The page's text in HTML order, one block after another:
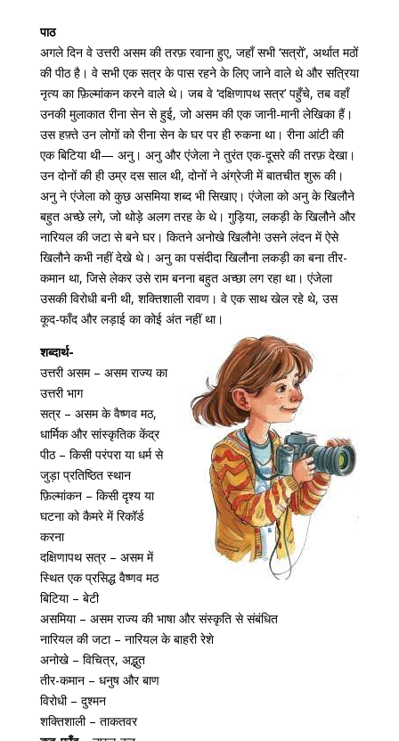
पाठ
अगले दिन वे उत्तरी असम की तरफ़ रवाना हुए, जहाँ सभी ‘सत्रों’, अर्थात मठों
की पीठ है। वे सभी एक सत्र के पास रहने के लिए जाने वाले थे और सत्रिया
नृत्य का फ़िल्मांकन करने वाले थे। जब वे ‘दक्षिणापथ सत्र’ पहुँचे, तब वहाँ
उनकी मुलाकात रीना सेन से हुई, जो असम की एक जानी-मानी लेखिका हैं।
उस हफ़्ते उन लोगों को रीना सेन के घर पर ही रुकना था। रीना आंटी की
एक बिटिया थी— अनु। अनु और एंजेला ने तुरंत एक-दूसरे की तरफ़ देखा।
उन दोनों की ही उम्र दस साल थी, दोनों ने अंग्रेजी में बातचीत शुरू की।
अनु ने एंजेला को कुछ असमिया शब्द भी सिखाए। एंजेला को अनु के खिलौने
बहुत अच्छे लगे, जो थोड़े अलग तरह के थे। गुड़िया, लकड़ी के खिलौने और
नारियल की जटा से बने घर। कितने अनोखे खिलौने! उसने लंदन में ऐसे
खिलौने कभी नहीं देखे थे। अनु का पसंदीदा खिलौना लकड़ी का बना तीर-
कमान था, जिसे लेकर उसे राम बनना बहुत अच्छा लग रहा था। एंजेला
उसकी विरोधी बनी थी, शक्‍तिशाली रावण। वे एक साथ खेल रहे थे, उस
कूद-फाँद और लड़ाई का कोई अंत नहीं था।
शब्दार्थ-
उत्तरी असम – असम राज्य का
उत्तरी भाग
सत्र – असम के वैष्णव मठ,
धार्मिक और सांस्कृतिक केंद्र
पीठ – किसी परंपरा या धर्म से
जुड़ा प्रतिष्ठित स्थान
फ़िल्मांकन – किसी दृश्य या
घटना को कैमरे में रिकॉर्ड
करना
दक्षिणापथ सत्र – असम में
स्थित एक प्रसिद्ध वैष्णव मठ
बिटिया – बेटी
असमिया – असम राज्य की भाषा और संस्कृति से संबंधित
नारियल की जटा – नारियल के बाहरी रेशे
अनोखे – विचित्र, अद्भुत
तीर-कमान – धनुष और बाण
विरोधी – दुश्मन
शक्तिशाली – ताकतवर